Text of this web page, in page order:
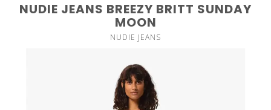
NUDIE JEANS BREEZY BRITT SUNDAY
MOON
NUDIE JEANS